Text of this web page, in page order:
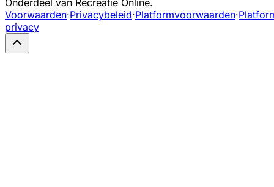
Voorwaarden·Privacybeleid·Platformvoorwaarden·
privacy